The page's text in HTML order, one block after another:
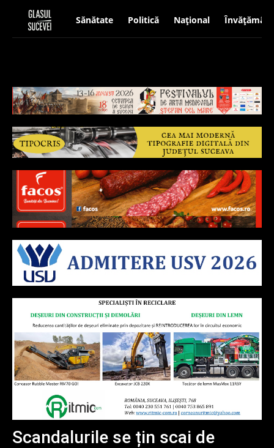
Sănătate Politică Național Învățământ
Scandalurile se țin scai de